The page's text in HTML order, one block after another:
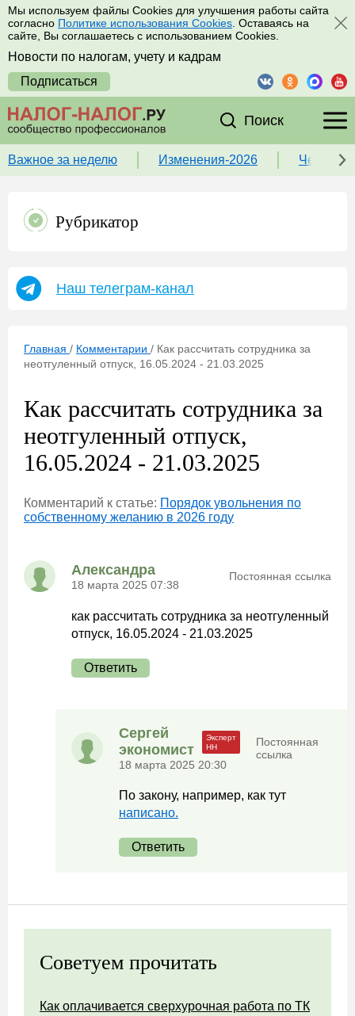
Мы используем файлы Cookies для улучшения работы сайта
согласно Политике использования Cookies . Оставаясь на
сайте, Вы соглашаетесь с использованием Cookies.
Новости по налогам, учету и кадрам
Подписаться
Поиск
Важное за неделю Изменения-2026 Чек-
Рубрикатор
Наш телеграм-канал
Главная / Комментарии / Как рассчитать сотрудника за
неотгуленный отпуск, 16.05.2024 - 21.03.2025
Как рассчитать сотрудника за
неотгуленный отпуск,
16.05.2024 - 21.03.2025
Комментарий к статье: Порядок увольнения по
собственному желанию в 2026 году
Александра
18 марта 2025 07:38
Постоянная ссылка
как рассчитать сотрудника за неотгуленный
отпуск, 16.05.2024 - 21.03.2025
Ответить
Сергей
экономист
18 марта 2025 20:30
Постоянная
ссылка
По закону, например, как тут
написано.
Ответить
Советуем прочитать
Как оплачивается сверхурочная работа по ТК